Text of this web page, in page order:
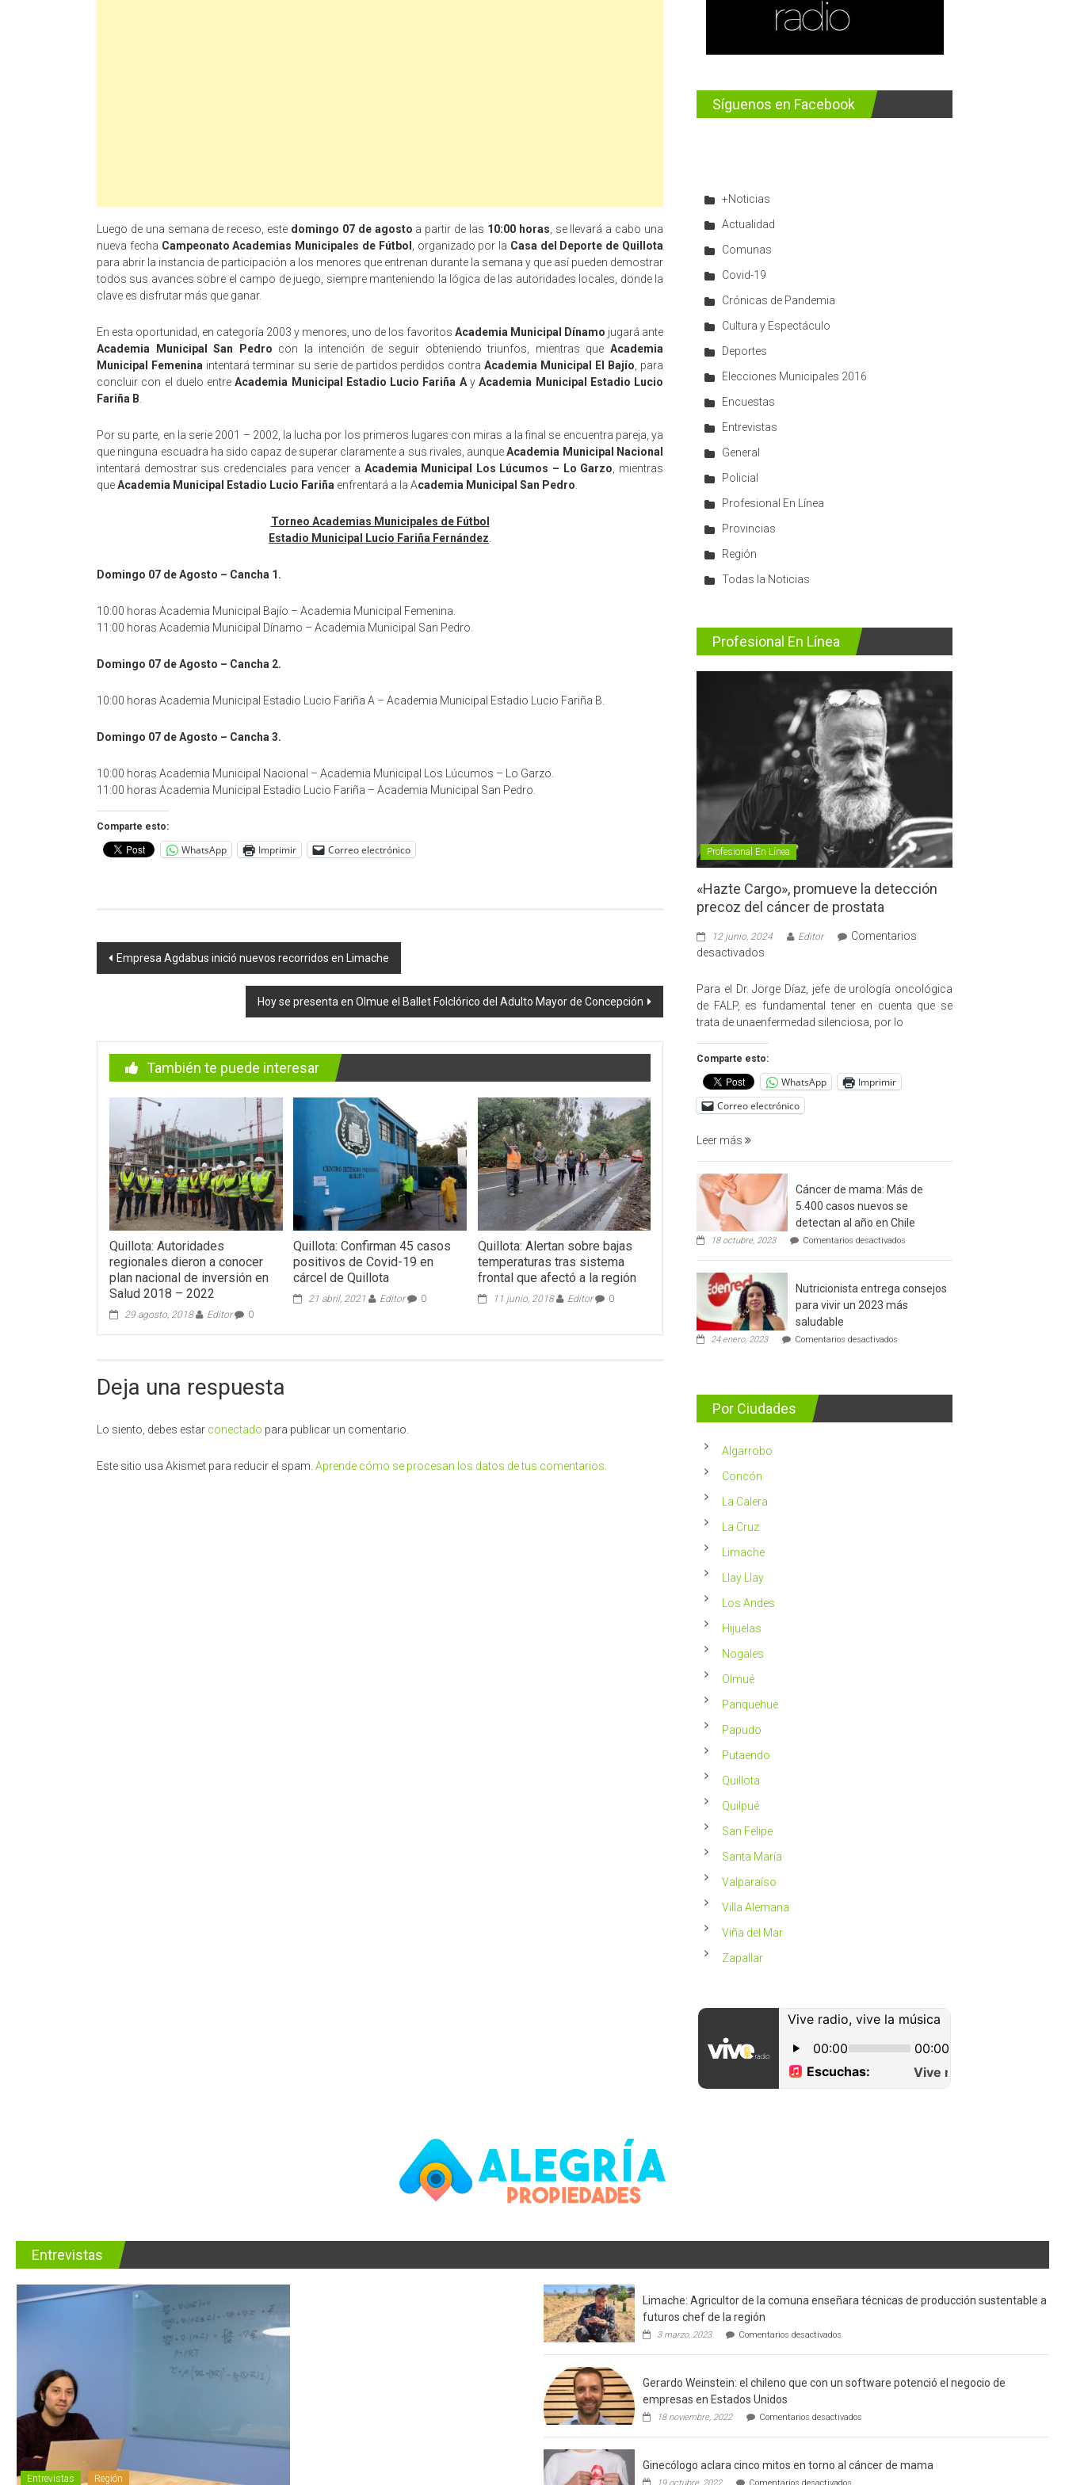
Luego de una semana de receso, este domingo 07 de agosto a partir de las 10:00 horas , se llevará a cabo una
nueva fecha Campeonato Academias Municipales de Fútbol , organizado por la Casa del Deporte de Quillota
para abrir la instancia de participación a los menores que entrenan durante la semana y que así pueden demostrar
todos sus avances sobre el campo de juego, siempre manteniendo la lógica de las autoridades locales, donde la
clave es disfrutar más que ganar.
En esta oportunidad, en categoría 2003 y menores, uno de los favoritos Academia Municipal Dínamo jugará ante
Academia Municipal San Pedro con la intención de seguir obteniendo triunfos, mientras queAcademia
Municipal Femenina intentará terminar su serie de partidos perdidos contraAcademia Municipal El Bajío , para
concluir con el duelo entreAcademia Municipal Estadio Lucio Fariña AyAcademia Municipal Estadio Lucio
Fariña B
Por su parte, en la serie 2001 – 2002, la lucha por los primeros lugares con miras a la final se encuentra pareja, ya
que ninguna escuadra ha sido capaz de superar claramente a sus rivales, aunqueAcademia Municipal Nacional
intentará demostrar sus credenciales para vencer a Academia Municipal Los Lúcumos – Lo Garzo , mientras
queAcademia Municipal Estadio Lucio Fariña enfrentará a la Academia Municipal San Pedro
Torneo Academias Municipales de Fútbol
Estadio Municipal Lucio Fariña Fernández
Domingo 07 de Agosto – Cancha 1.
10:00 horas Academia Municipal Bajío – Academia Municipal Femenina.
11:00 horas Academia Municipal Dínamo – Academia Municipal San Pedro.
Domingo 07 de Agosto – Cancha 2.
10:00 horas Academia Municipal Estadio Lucio Fariña A – Academia Municipal Estadio Lucio Fariña B.
Domingo 07 de Agosto – Cancha 3.
10:00 horas Academia Municipal Nacional – Academia Municipal Los Lúcumos – Lo Garzo.
11:00 horas Academia Municipal Estadio Lucio Fariña – Academia Municipal San Pedro.
Comparte esto:
WhatsApp Imprimir Correo electrónico
Navegación
Empresa Agdabus inició nuevos recorridos en Limache
Hoy se presenta en Olmue el Ballet Folclórico del Adulto Mayor de Concepción
También te puede interesar
Quillota: Autoridades
regionales dieron a conocer
plan nacional de inversión en
Salud 2018 – 2022
29 agosto, 2018 Editor 0
Quillota: Confirman 45 casos
positivos de Covid-19 en
cárcel de Quillota
21 abril, 2021 Editor 0
Quillota: Alertan sobre bajas
temperaturas tras sistema
frontal que afectó a la región
11 junio, 2018 Editor 0
Deja una respuesta
Lo siento, debes estar conectado para publicar un comentario.
Este sitio usa Akismet para reducir el spam. Aprende cómo se procesan los datos de tus comentarios.
Síguenos en Facebook
+Noticias
Actualidad
Comunas
Covid-19
Crónicas de Pandemia
Cultura y Espectáculo
Deportes
Elecciones Municipales 2016
Encuestas
Entrevistas
General
Policial
Profesional En Línea
Provincias
Región
Todas la Noticias
Profesional En Línea
Profesional En Línea
«Hazte Cargo», promueve la detección
precoz del cáncer de prostata
12 junio, 2024 Editor
Comentarios
desactivados
Cargo»,
promueve
la
cáncer
de
prostata
Para el Dr. Jorge Díaz, jefe de urología oncológica
de FALP, es fundamental tener en cuenta que se
trata de unaenfermedad silenciosa, por lo
Comparte esto:
WhatsApp
Imprimir
Correo electrónico
Leer más
Cáncer de mama: Más de
5.400 casos nuevos se
detectan al año en Chile
18 octubre, 2023 Comentarios desactivados
de
Más
Nutricionista entrega consejos
para vivir un 2023 más
saludable
24 enero, 2023 Comentarios desactivados
2023
Por Ciudades
Algarrobo
Concón
La Calera
La Cruz
Limache
Llay Llay
Los Andes
Hijuelas
Nogales
Olmué
Panquehue
Papudo
Putaendo
Quillota
Quilpué
San Felipe
Santa María
Valparaíso
Villa Alemana
Viña del Mar
Zapallar
Entrevistas
Entrevistas Región
Limache: Agricultor de la comuna enseñara técnicas de producción sustentable a
futuros chef de la región
3 marzo, 2023 Comentarios desactivadosen
Agricultor
la
técnicas
a
Gerardo Weinstein: el chileno que con un software potenció el negocio de
empresas en Estados Unidos
18 noviembre, 2022 Comentarios desactivadosen
Weinstein:
chileno
Ginecólogo aclara cinco mitos en torno al cáncer de mama
en